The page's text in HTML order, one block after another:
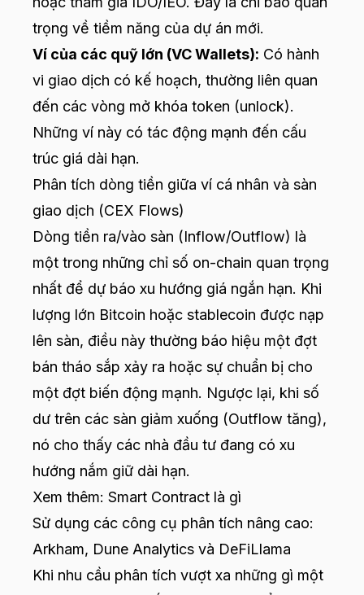
trọng về tiềm năng của dự án mới.
Ví của các quỹ lớn (VC Wallets): Có hành
vi giao dịch có kế hoạch, thường liên quan
đến các vòng mở khóa token (unlock).
Những ví này có tác động mạnh đến cấu
trúc giá dài hạn.
Phân tích dòng tiền giữa ví cá nhân và sàn
giao dịch (CEX Flows)
Dòng tiền ra/vào sàn (Inflow/Outflow) là
một trong những chỉ số on-chain quan trọng
nhất để dự báo xu hướng giá ngắn hạn. Khi
lượng lớn Bitcoin hoặc stablecoin được nạp
lên sàn, điều này thường báo hiệu một đợt
bán tháo sắp xảy ra hoặc sự chuẩn bị cho
một đợt biến động mạnh. Ngược lại, khi số
dư trên các sàn giảm xuống (Outflow tăng),
nó cho thấy các nhà đầu tư đang có xu
hướng nắm giữ dài hạn.
Xem thêm: Smart Contract là gì
Sử dụng các công cụ phân tích nâng cao:
Arkham, Dune Analytics và DeFiLlama
Khi nhu cầu phân tích vượt xa những gì một